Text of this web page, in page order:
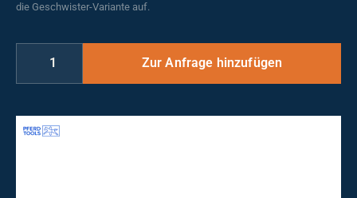
die Geschwister-Variante auf.